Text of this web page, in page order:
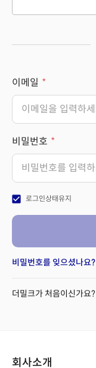
이메일
비밀번호
check_box 로그인상태유지
비밀번호를 잊으셨나요?
더밀크가 처음이신가요?
회사소개